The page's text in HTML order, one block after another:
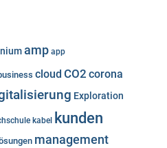
amp app
cloud CO2 corona
Exploration
kabel kunden
management